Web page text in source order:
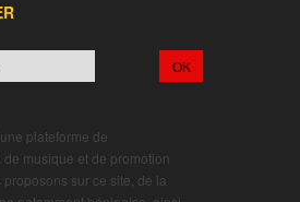
plateforme de
musique et de promotion
sur ce site, de la